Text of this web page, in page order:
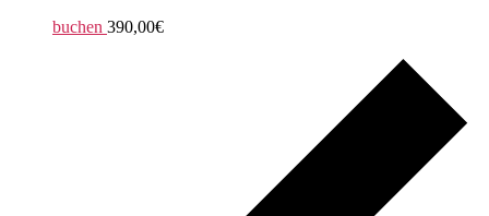
buchen 390,00€